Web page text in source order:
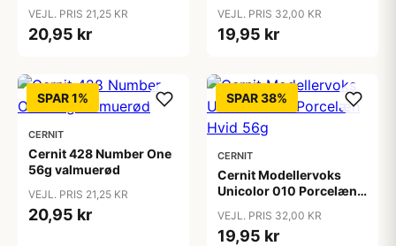
VEJL. PRIS 21,25 KR
20,95 kr
VEJL. PRIS 32,00 KR
19,95 kr
SPAR 1%
CERNIT
Cernit 428 Number One
56g valmuerød
VEJL. PRIS 21,25 KR
20,95 kr
SPAR 38%
CERNIT
Cernit Modellervoks
Unicolor 010 Porcelæn
VEJL. PRIS 32,00 KR
19,95 kr